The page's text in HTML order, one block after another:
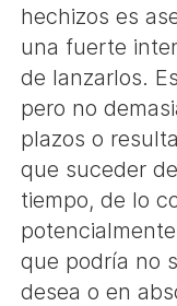
hechizos es
una fuerte
de lanzarlos.
pero no
plazos o
que suceder
tiempo, de lo
que podría no
desea o en